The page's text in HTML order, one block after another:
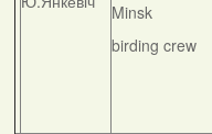
Minsk
birding crew